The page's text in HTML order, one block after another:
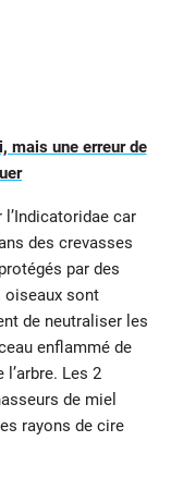
mais une erreur de
car
des crevasses
par des
oiseaux sont
de neutraliser les
enflammé de
Les 2
de miel
rayons de cire